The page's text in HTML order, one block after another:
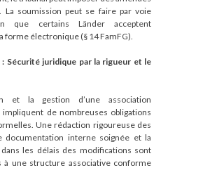
La soumission peut se faire par voie
que certains Länder acceptent
forme électronique (§ 14 FamFG).
: Sécurité juridique par la rigueur et le
et la gestion d’une association
de nombreuses obligations
Une rédaction rigoureuse des
documentation interne soignée et la
les délais des modifications sont
à une structure associative conforme